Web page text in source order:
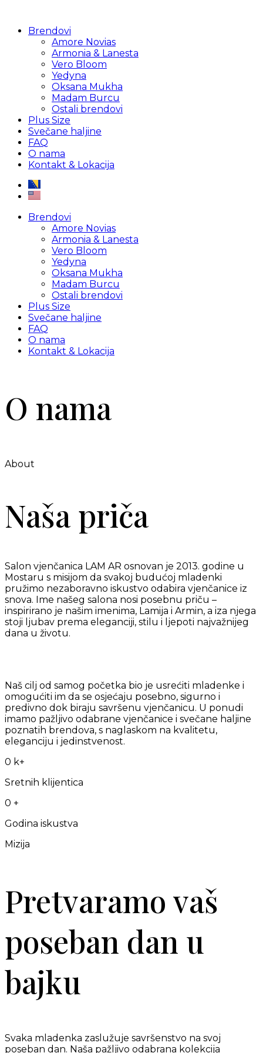
Brendovi
Amore Novias
Armonia & Lanesta
Vero Bloom
Yedyna
Oksana Mukha
Madam Burcu
Ostali brendovi
Plus Size
Svečane haljine
FAQ
O nama
Kontakt & Lokacija
Brendovi
Amore Novias
Armonia & Lanesta
Vero Bloom
Yedyna
Oksana Mukha
Madam Burcu
Ostali brendovi
Plus Size
Svečane haljine
FAQ
O nama
Kontakt & Lokacija
O nama
About
Naša priča
Salon vjenčanica LAM AR osnovan je 2013. godine u
Mostaru s misijom da svakoj budućoj mladenki
pružimo nezaboravno iskustvo odabira vjenčanice iz
snova. Ime našeg salona nosi posebnu priču –
inspirirano je našim imenima, Lamija i Armin, a iza njega
stoji ljubav prema eleganciji, stilu i ljepoti najvažnijeg
dana u životu.
Naš cilj od samog početka bio je usrećiti mladenke i
omogućiti im da se osjećaju posebno, sigurno i
predivno dok biraju savršenu vjenčanicu. U ponudi
imamo pažljivo odabrane vjenčanice i svečane haljine
poznatih brendova, s naglaskom na kvalitetu,
eleganciju i jedinstvenost.
0 k+
Sretnih klijentica
0 +
Godina iskustva
Mizija
Pretvaramo vaš
poseban dan u
bajku
Svaka mladenka zaslužuje savršenstvo na svoj
poseban dan. Naša pažljivo odabrana kolekcija